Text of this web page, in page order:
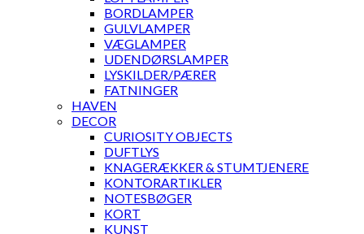
BORDLAMPER
GULVLAMPER
VÆGLAMPER
UDENDØRSLAMPER
LYSKILDER/PÆRER
FATNINGER
HAVEN
DECOR
CURIOSITY OBJECTS
DUFTLYS
KNAGERÆKKER & STUMTJENERE
KONTORARTIKLER
NOTESBØGER
KORT
KUNST